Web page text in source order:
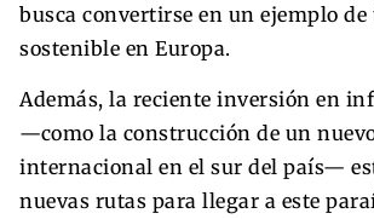
busca convertirse en un ejemplo
sostenible en Europa.
Además, la reciente inversión en
—como la construcción de un
internacional en el sur del país—
nuevas rutas para llegar a este